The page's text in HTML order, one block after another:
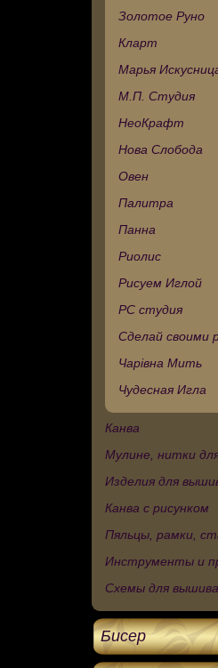
Золотое Руно
Кларт
Марья
М.П. Студия
НеоКрафт
Нова Слобода
Овен
Палитра
Панна
Риолис
Рисуем Иглой
РС студия
Сделай своими
Чарівна Мить
Чудесная Игла
Канва
Мулине, нитки
Изделия для
Канва с рисунком
Пяльцы, рамки,
Инструменты и
Схемы для
Бисер